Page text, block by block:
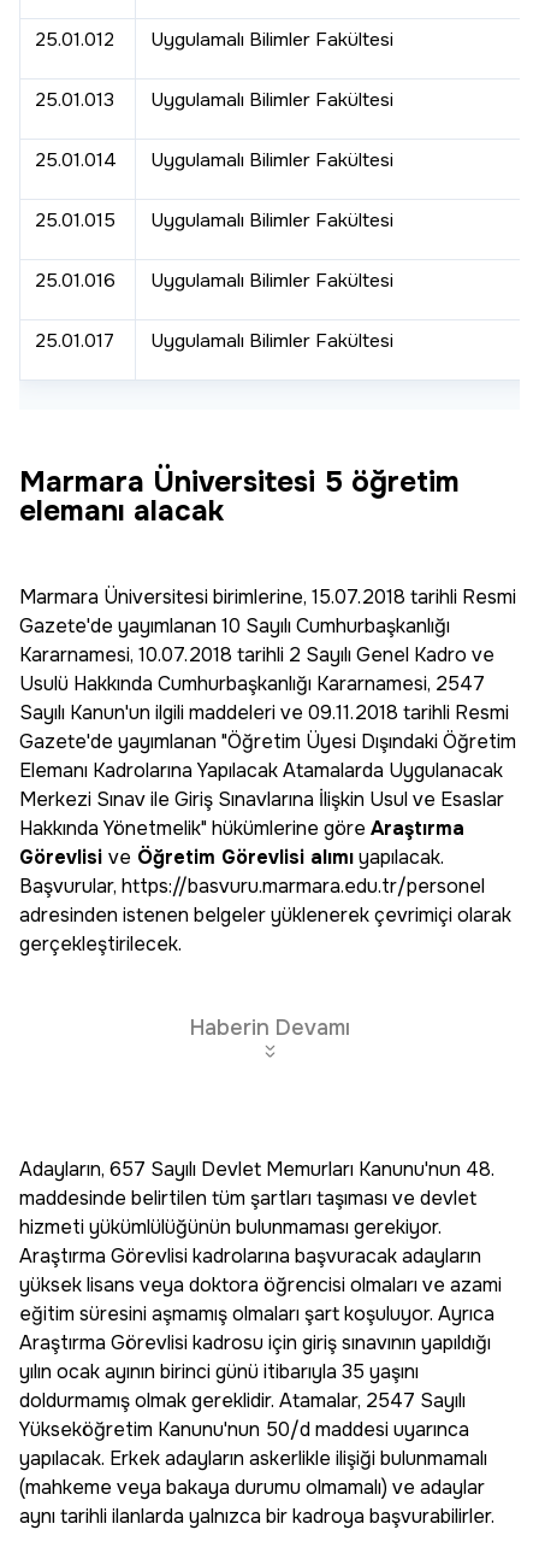
25.01.012 Uygulamalı Bilimler Fakültesi
25.01.013 Uygulamalı Bilimler Fakültesi
25.01.014 Uygulamalı Bilimler Fakültesi
25.01.015 Uygulamalı Bilimler Fakültesi
25.01.016 Uygulamalı Bilimler Fakültesi
25.01.017 Uygulamalı Bilimler Fakültesi
Marmara Üniversitesi 5 öğretim
elemanı alacak
Marmara Üniversitesi birimlerine, 15.07.2018 tarihli Resmi
Gazete'de yayımlanan 10 Sayılı Cumhurbaşkanlığı
Kararnamesi, 10.07.2018 tarihli 2 Sayılı Genel Kadro ve
Usulü Hakkında Cumhurbaşkanlığı Kararnamesi, 2547
Sayılı Kanun'un ilgili maddeleri ve 09.11.2018 tarihli Resmi
Gazete'de yayımlanan "Öğretim Üyesi Dışındaki Öğretim
Elemanı Kadrolarına Yapılacak Atamalarda Uygulanacak
Merkezi Sınav ile Giriş Sınavlarına İlişkin Usul ve Esaslar
Hakkında Yönetmelik" hükümlerine göre Araştırma
Görevlisi ve Öğretim Görevlisi alımıyapılacak.
Başvurular, https://basvuru.marmara.edu.tr/personel
adresinden istenen belgeler yüklenerek çevrimiçi olarak
gerçekleştirilecek.
Haberin Devamı
Adayların, 657 Sayılı Devlet Memurları Kanunu'nun 48.
maddesinde belirtilen tüm şartları taşıması ve devlet
hizmeti yükümlülüğünün bulunmaması gerekiyor.
Araştırma Görevlisi kadrolarına başvuracak adayların
yüksek lisans veya doktora öğrencisi olmaları ve azami
eğitim süresini aşmamış olmaları şart koşuluyor. Ayrıca
Araştırma Görevlisi kadrosu için giriş sınavının yapıldığı
yılın ocak ayının birinci günü itibarıyla 35 yaşını
doldurmamış olmak gereklidir. Atamalar, 2547 Sayılı
Yükseköğretim Kanunu'nun 50/d maddesi uyarınca
yapılacak. Erkek adayların askerlikle ilişiği bulunmamalı
(mahkeme veya bakaya durumu olmamalı) ve adaylar
aynı tarihli ilanlarda yalnızca bir kadroya başvurabilirler.